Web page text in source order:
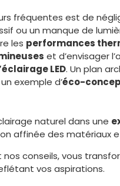
fréquentes est de
ou un manque de
les performances
et d’envisager
LED. Un plan
exemple d’éco-
naturel dans une
affinée des matériaux
nos conseils, vous
vos aspirations.